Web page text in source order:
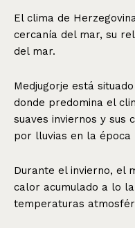
El clima de
cercanía del mar, su
del mar.
Medjugorje está
donde predomina el
suaves inviernos y sus
por lluvias en la época
Durante el invierno, el
calor acumulado a lo
temperaturas